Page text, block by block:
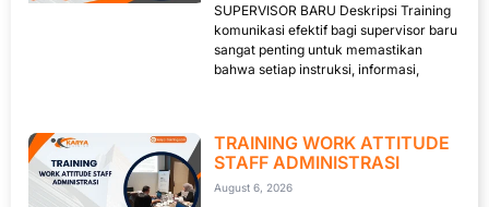
SUPERVISOR BARU Deskripsi Training
komunikasi efektif bagi supervisor baru
sangat penting untuk memastikan
bahwa setiap instruksi, informasi,
TRAINING WORK ATTITUDE
STAFF ADMINISTRASI
August 6, 2026